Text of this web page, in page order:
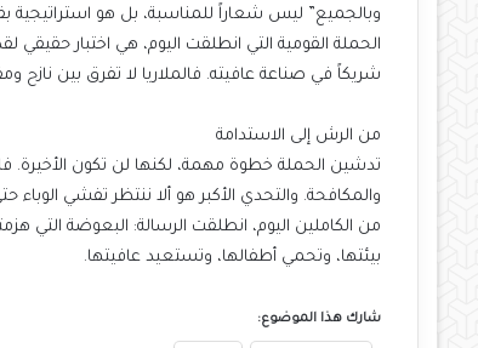
وبالجميع” ليس شعاراً للمناسبة، بل هو استراتيجية
الحملة القومية التي انطلقت اليوم، هي اختبار
شريكاً في صناعة عافيته. فالملاريا لا تفرق بين
من الرش إلى الاستدامة
تدشين الحملة خطوة مهمة، لكنها لن تكون الأخيرة.
والمكافحة. والتحدي الأكبر هو ألا ننتظر تفشي الوباء
من الكاملين اليوم، انطلقت الرسالة: البعوضة التي
بيئتها، وتحمي أطفالها، وتستعيد عافيتها.
شارك هذا الموضوع: